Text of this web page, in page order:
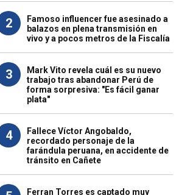
2
Famoso influencer fue asesinado a
balazos en plena transmisión en
vivo y a pocos metros de la Fiscalía
3
Mark Vito revela cuál es su nuevo
trabajo tras abandonar Perú de
forma sorpresiva: "Es fácil ganar
plata"
4
Fallece Víctor Angobaldo,
recordado personaje de la
farándula peruana, en accidente de
tránsito en Cañete
Ferran Torres es captado muy